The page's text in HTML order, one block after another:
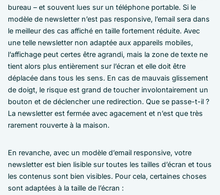
bureau – et souvent lues sur un téléphone portable. Si le
modèle de newsletter n’est pas responsive, l’email sera dans
le meilleur des cas affiché en taille fortement réduite. Avec
une telle newsletter non adaptée aux appareils mobiles,
l’affichage peut certes être agrandi, mais la zone de texte ne
tient alors plus entièrement sur l’écran et elle doit être
déplacée dans tous les sens. En cas de mauvais glissement
de doigt, le risque est grand de toucher involontairement un
bouton et de déclencher une redirection. Que se passe-t-il ?
La newsletter est fermée avec agacement et n’est que très
rarement rouverte à la maison.
En revanche, avec un modèle d’email responsive, votre
newsletter est bien lisible sur toutes les tailles d’écran et tous
les contenus sont bien visibles. Pour cela, certaines choses
sont adaptées à la taille de l’écran :